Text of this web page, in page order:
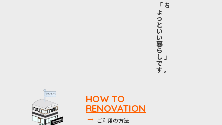
「ち
ょ
っ
と
い
い
暮
ら
し」
で
す。
HOW TO
RENOVATION
→ ご利用の方法